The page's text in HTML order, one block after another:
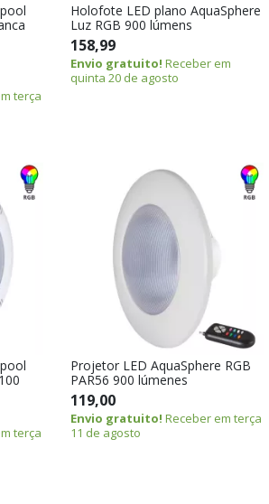
terça
Holofote LED plano AquaSphere
Luz RGB 900 lúmens
158,99
Envio gratuito! Receber em
quinta 20 de agosto
terça
Projetor LED AquaSphere RGB
PAR56 900 lúmenes
119,00
Envio gratuito! Receber em terça
11 de agosto